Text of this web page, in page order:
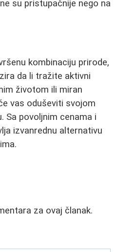
su pristupačnije nego na
kombinaciju prirode,
da li tražite aktivni
životom ili miran
vas oduševiti svojom
Sa povoljnim cenama i
izvanrednu alternativu
za ovaj članak.